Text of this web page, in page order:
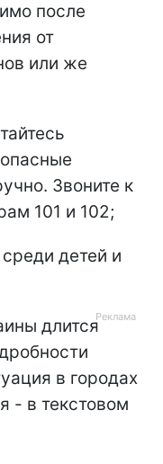
после
от
или же
Звоните к
101 и 102;
детей и
длится
в городах
- в текстовом